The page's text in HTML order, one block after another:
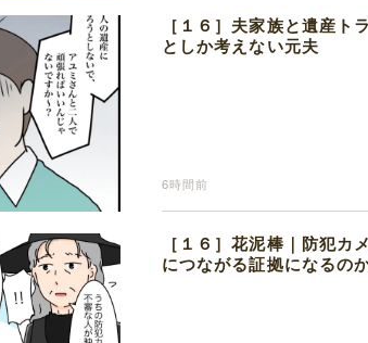
［１６］夫家族と遺産
としか考えない元夫
6時間前
［１６］花泥棒｜防犯
につながる証拠になるの